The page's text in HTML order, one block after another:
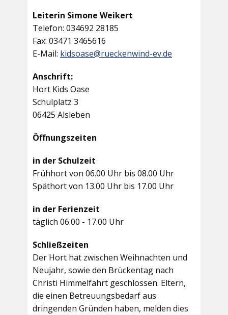
Leiterin Simone Weikert
Telefon: 034692 28185
Fax: 03471 3465616
E-Mail: kidsoase@rueckenwind-ev.de
Anschrift:
Hort Kids Oase
Schulplatz 3
06425 Alsleben
Öffnungszeiten
in der Schulzeit
Frühhort von 06.00 Uhr bis 08.00 Uhr
Späthort von 13.00 Uhr bis 17.00 Uhr
in der Ferienzeit
täglich 06.00 - 17.00 Uhr
Schließzeiten
Der Hort hat zwischen Weihnachten und
Neujahr, sowie den Brückentag nach
Christi Himmelfahrt geschlossen. Eltern,
die einen Betreuungsbedarf aus
dringenden Gründen haben, melden dies